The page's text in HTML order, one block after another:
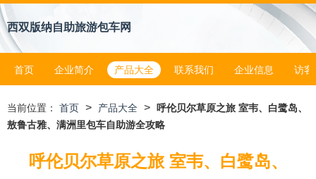
西双版纳自助旅游包车网
首页 企业简介 产品大全 联系我们 企业信息 访客
当前位置： 首页 > 产品大全 >
呼伦贝尔草原之旅 室韦、白鹭岛、
敖鲁古雅、满洲里包车自助游全攻略
呼伦贝尔草原之旅 室韦、白鹭岛、